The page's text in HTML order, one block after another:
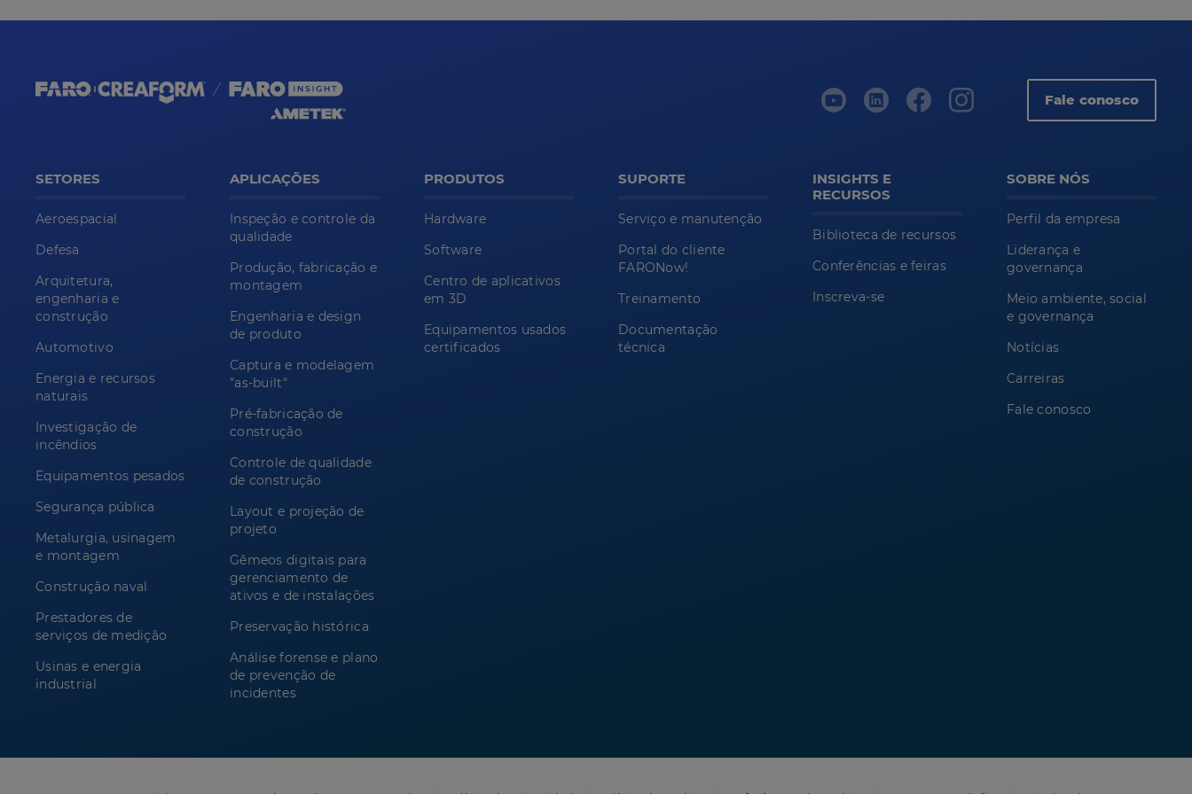
Fale conosco
SETORES
Aeroespacial
Defesa
Arquitetura,
engenharia e
construção
Automotivo
Energia e recursos
naturais
Investigação de
incêndios
Equipamentos pesados
Segurança pública
Metalurgia, usinagem
e montagem
Construção naval
Prestadores de
serviços de medição
Usinas e energia
industrial
APLICAÇÕES
Inspeção e controle da
qualidade
Produção, fabricação e
montagem
Engenharia e design
de produto
Captura e modelagem
"as-built"
Pré-fabricação de
construção
Controle de qualidade
de construção
Layout e projeção de
projeto
Gêmeos digitais para
gerenciamento de
ativos e de instalações
Preservação histórica
Análise forense e plano
de prevenção de
incidentes
PRODUTOS
Hardware
Software
Centro de aplicativos
em 3D
Equipamentos usados
certificados
SUPORTE
Serviço e manutenção
Portal do cliente
FARONow!
Treinamento
Documentação
técnica
INSIGHTS E
RECURSOS
Biblioteca de recursos
Conferências e feiras
Inscreva-se
SOBRE NÓS
Perfil da empresa
Liderança e
governança
Meio ambiente, social
e governança
Notícias
Carreiras
Fale conosco